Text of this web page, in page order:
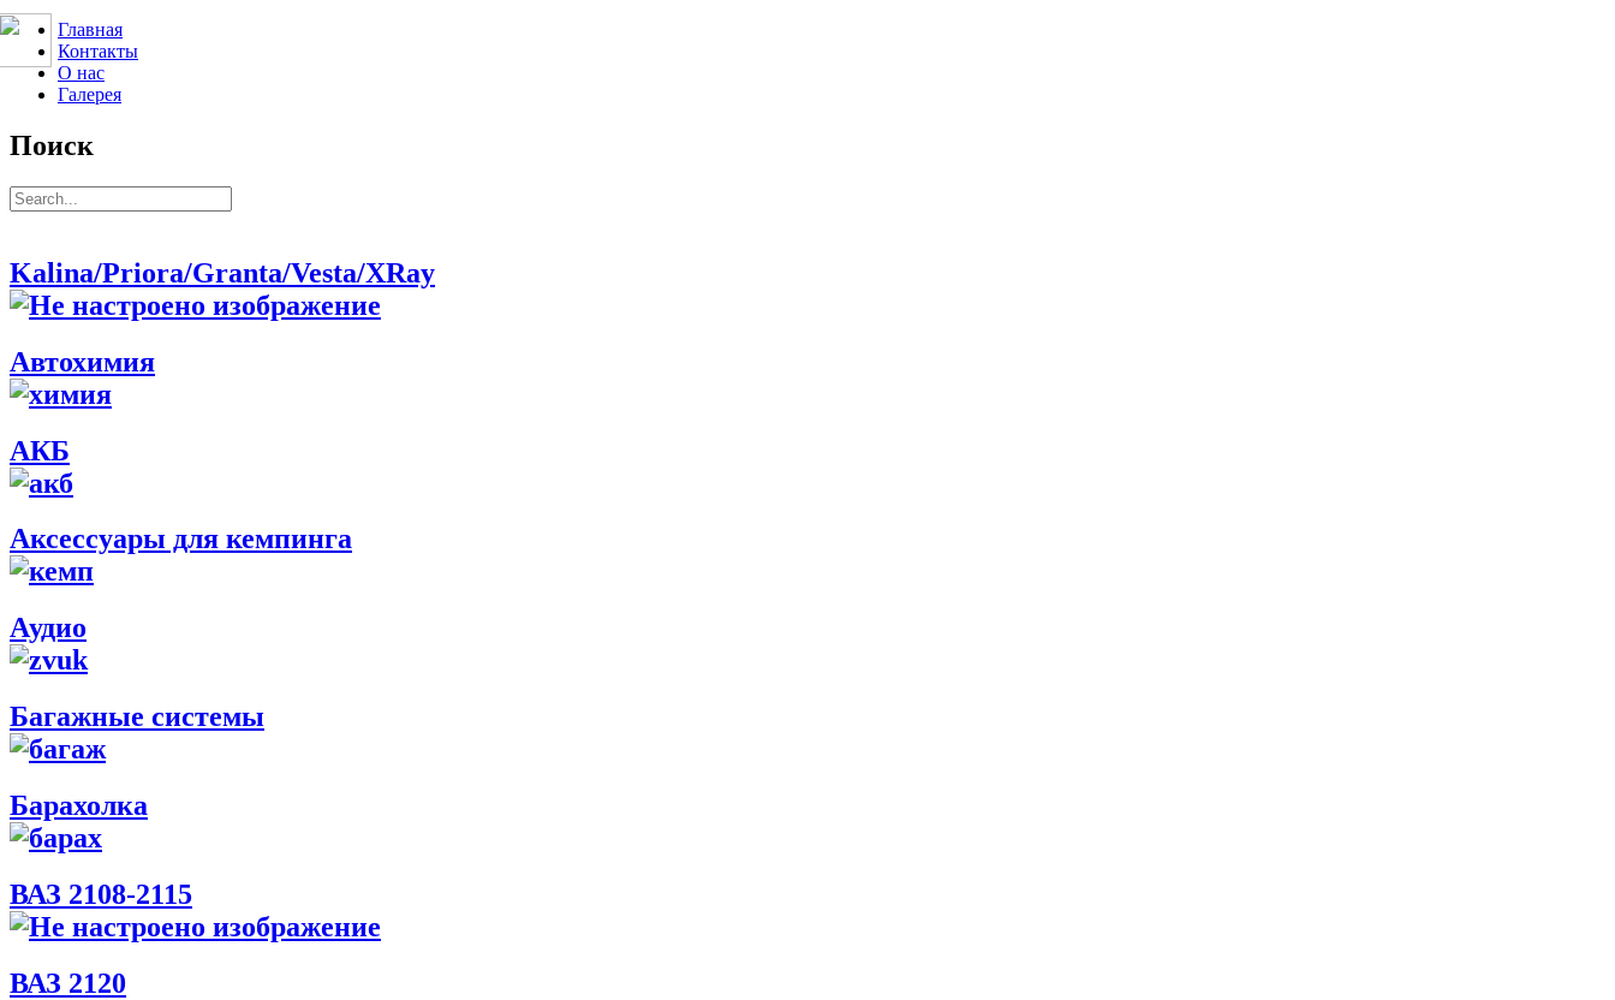
Главная
Контакты
О нас
Галерея
Поиск
Kalina/Priora/Granta/Vesta/XRay
Автохимия
АКБ
Аксессуары для кемпинга
Аудио
Багажные системы
Барахолка
ВАЗ 2108-2115
ВАЗ 2120